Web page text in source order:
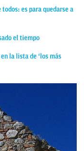
todos: es para quedarse a
el tiempo
la lista de ‘los más